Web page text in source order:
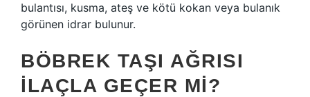
bulantısı, kusma, ateş ve kötü kokan veya bulanık
görünen idrar bulunur.
BÖBREK TAŞI AĞRISI
ILAÇLA GEÇER MI?